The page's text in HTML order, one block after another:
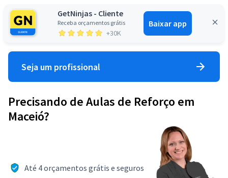
GetNinjas - Cliente
Receba orçamentos grátis
+30K
Baixar app
Entrar
Seja um profissional
Precisando de Aulas de Reforço em
Maceió?
Até 4 orçamentos grátis e seguros